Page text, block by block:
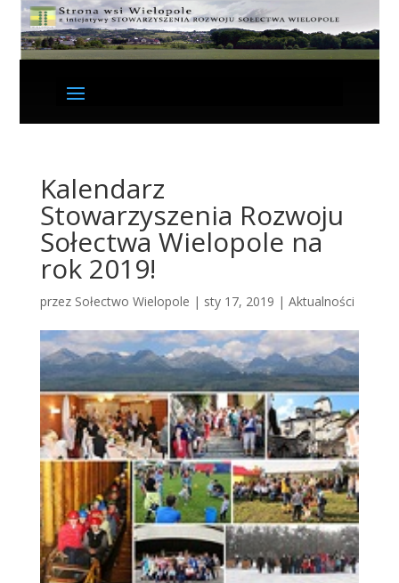
Kalendarz
Stowarzyszenia Rozwoju
Sołectwa Wielopole na
rok 2019!
przez Sołectwo Wielopole | sty 17, 2019 | Aktualności